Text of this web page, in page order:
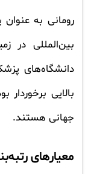
رومانی به
بین‌المللی در
دانشگاه‌های
بالایی برخوردار
جهانی هستند.
معیارهای